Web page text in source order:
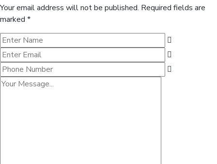
Your email address will not be published. Required fields are
marked *